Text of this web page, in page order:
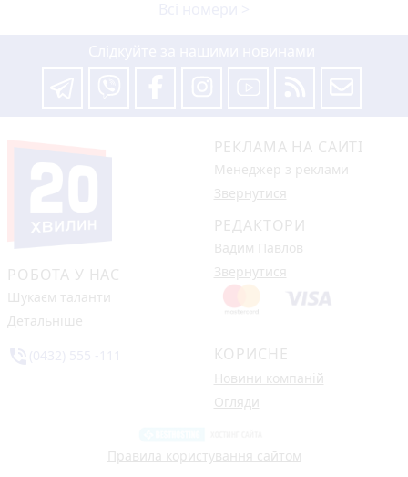
РОБОТА У НАС
Шукаєм таланти
Детальніше
РЕКЛАМА НА САЙТІ
Менеджер з реклами
Звернутися
РЕДАКТОРИ
Вадим Павлов
Звернутися
КОРИСНЕ
Новини компаній
Огляди
Правила користування сайтом